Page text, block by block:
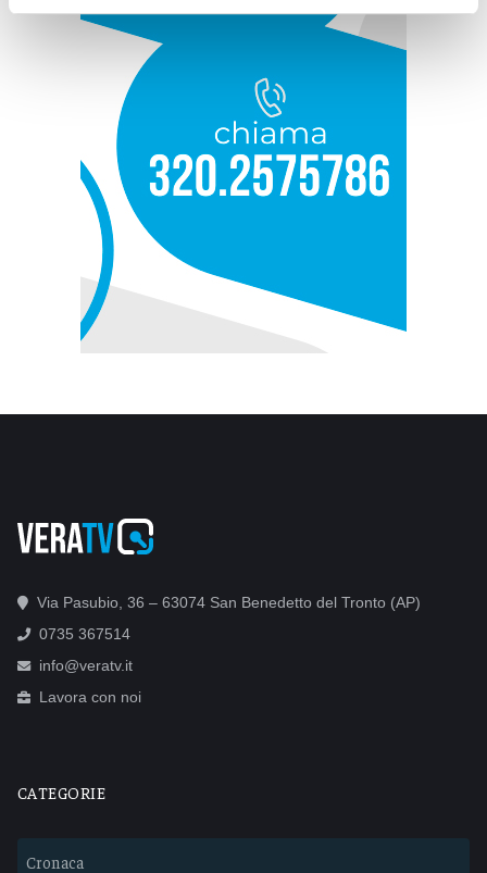
Via Pasubio, 36 – 63074 San Benedetto del Tronto (AP)
0735 367514
info@veratv.it
Lavora con noi
CATEGORIE
Cronaca